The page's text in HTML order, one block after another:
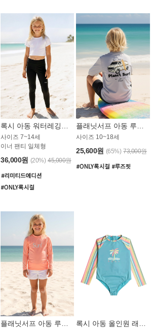
사이즈 7~14세
이너 팬티 일체형
36,000원 (20%) 45,000원
사이즈 10~18세
25,600원 (65%) 73,000원